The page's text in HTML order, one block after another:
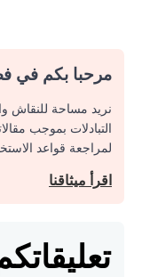
مرحبا بكم في
نريد مساحة للنقاش
التبادلات بموجب
لمراجعة قواعد
اقرأ ميثاقنا